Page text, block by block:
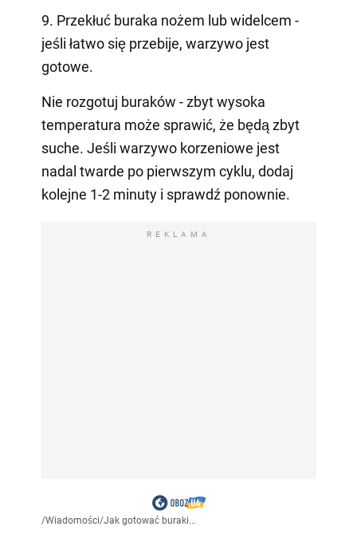
9. Przekłuć buraka nożem lub widelcem -
jeśli łatwo się przebije, warzywo jest
gotowe.
Nie rozgotuj buraków - zbyt wysoka
temperatura może sprawić, że będą zbyt
suche. Jeśli warzywo korzeniowe jest
nadal twarde po pierwszym cyklu, dodaj
kolejne 1-2 minuty i sprawdź ponownie.
REKLAMA
/Wiadomości/Jak gotować buraki...